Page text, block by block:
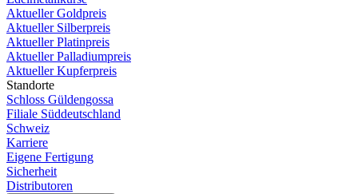
Aktueller Goldpreis
Aktueller Silberpreis
Aktueller Platinpreis
Aktueller Palladiumpreis
Aktueller Kupferpreis
Standorte
Schloss Güldengossa
Filiale Süddeutschland
Schweiz
Karriere
Eigene Fertigung
Sicherheit
Distributoren